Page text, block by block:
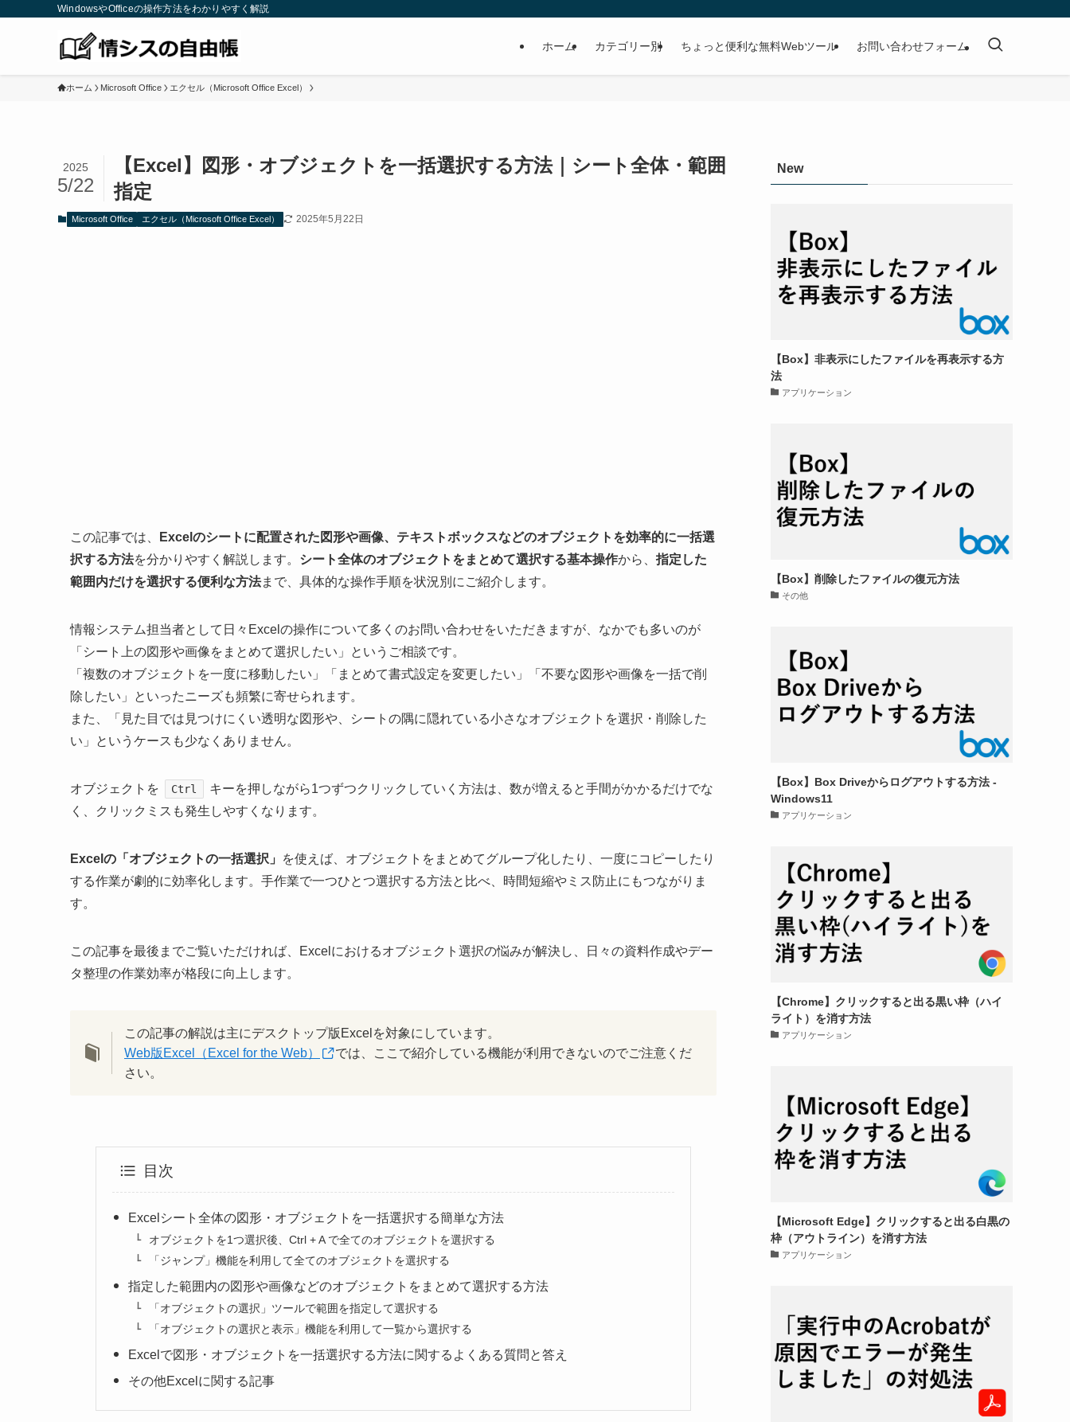
WindowsやOfficeの操作方法をわかりやすく解説
ホーム カテゴリー別 ちょっと便利な無料Webツール お問い合わせフォーム
ホーム Microsoft Office エクセル（Microsoft Office Excel）
【Excel】図形・オブジェクトを一括選択する方法｜シート全体・範囲
指定
2025
5/22
Microsoft Office エクセル（Microsoft Office Excel） 2025年5月22日
この記事では、
Excelのシートに配置された図形や画像、テキストボックスなどのオブジェクトを効率的に一括選
択する方法を分かりやすく解説します。 シート全体のオブジェクトをまとめて選択する基本操作から、 指定した
範囲内だけを選択する便利な方法まで、具体的な操作手順を状況別にご紹介します。
情報システム担当者として日々Excelの操作について多くのお問い合わせをいただきますが、なかでも多いのが
「シート上の図形や画像をまとめて選択したい」というご相談です。
「複数のオブジェクトを一度に移動したい」「まとめて書式設定を変更したい」「不要な図形や画像を一括で削
除したい」といったニーズも頻繁に寄せられます。
また、「見た目では見つけにくい透明な図形や、シートの隅に隠れている小さなオブジェクトを選択・削除した
い」というケースも少なくありません。
オブジェクトを Ctrl
キーを押しながら1つずつクリックしていく方法は、数が増えると手間がかかるだけでな
く、クリックミスも発生しやすくなります。
Excelの「オブジェクトの一括選択」
を使えば、オブジェクトをまとめてグループ化したり、一度にコピーしたり
する作業が劇的に効率化します。手作業で一つひとつ選択する方法と比べ、時間短縮やミス防止にもつながりま
す。
この記事を最後までご覧いただければ、Excelにおけるオブジェクト選択の悩みが解決し、日々の資料作成やデー
タ整理の作業効率が格段に向上します。
この記事の解説は主にデスクトップ版Excelを対象にしています。
Web版Excel（Excel for the Web）
では、ここで紹介している機能が利用できないのでご注意くだ
さい。
目次
Excelシート全体の図形・オブジェクトを一括選択する簡単な方法
オブジェクトを1つ選択後、Ctrl + A で全てのオブジェクトを選択する
「ジャンプ」機能を利用して全てのオブジェクトを選択する
指定した範囲内の図形や画像などのオブジェクトをまとめて選択する方法
「オブジェクトの選択」ツールで範囲を指定して選択する
「オブジェクトの選択と表示」機能を利用して一覧から選択する
Excelで図形・オブジェクトを一括選択する方法に関するよくある質問と答え
その他Excelに関する記事
New
【Box】非表示にしたファイルを再表示する方
法
アプリケーション
【Box】削除したファイルの復元方法
その他
【Box】Box Driveからログアウトする方法 -
Windows11
アプリケーション
【Chrome】クリックすると出る黒い枠（ハイ
ライト）を消す方法
アプリケーション
【Microsoft Edge】クリックすると出る白黒の
枠（アウトライン）を消す方法
アプリケーション